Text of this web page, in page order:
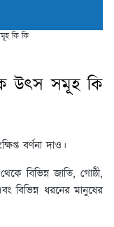
কি কি
উৎস সমূহ কি
বর্ণনা দাও।
বিভিন্ন জাতি, গোষ্ঠী,
বিভিন্ন ধরনের মানুষের